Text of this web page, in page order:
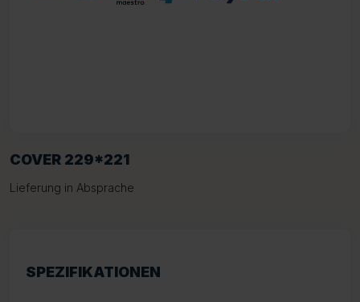
COVER 229*221
Lieferung in Absprache
SPEZIFIKATIONEN